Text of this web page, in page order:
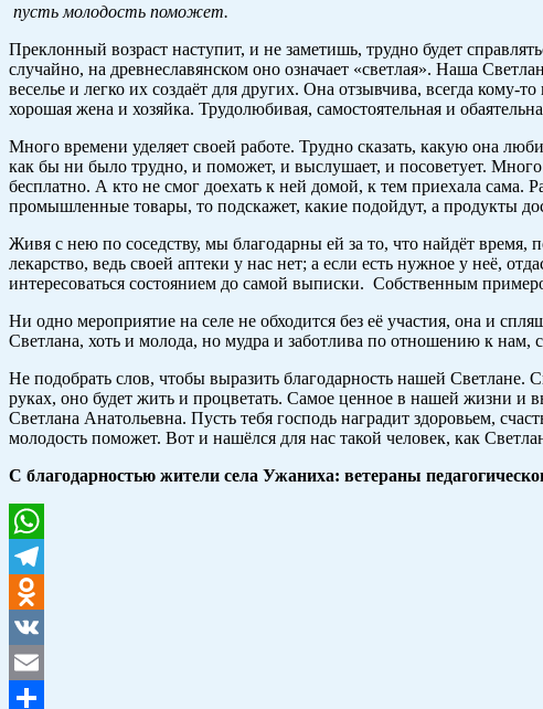
пусть молодость поможет.
Преклонный возраст наступит, и не заметишь, трудно будет
случайно, на древнеславянском оно означает «светлая». Наша
веселье и легко их создаёт для других. Она отзывчива, всегда
хорошая жена и хозяйка. Трудолюбивая, самостоятельная и
Много времени уделяет своей работе. Трудно сказать, какую она
как бы ни было трудно, и поможет, и выслушает, и посоветует.
бесплатно. А кто не смог доехать к ней домой, к тем приехала сама.
промышленные товары, то подскажет, какие подойдут, а продукты
Живя с нею по соседству, мы благодарны ей за то, что найдёт время,
лекарство, ведь своей аптеки у нас нет; а если есть нужное у неё,
интересоваться состоянием до самой выписки. Собственным
Ни одно мероприятие на селе не обходится без её участия, она и
Светлана, хоть и молода, но мудра и заботлива по отношению к нам,
Не подобрать слов, чтобы выразить благодарность нашей
руках, оно будет жить и процветать. Самое ценное в нашей жизни и
Светлана Анатольевна. Пусть тебя господь наградит здоровьем,
молодость поможет. Вот и нашёлся для нас такой человек, как
С благодарностью жители села Ужаниха: ветераны
WhatsApp
Telegram
Odnoklassniki
VK
Email